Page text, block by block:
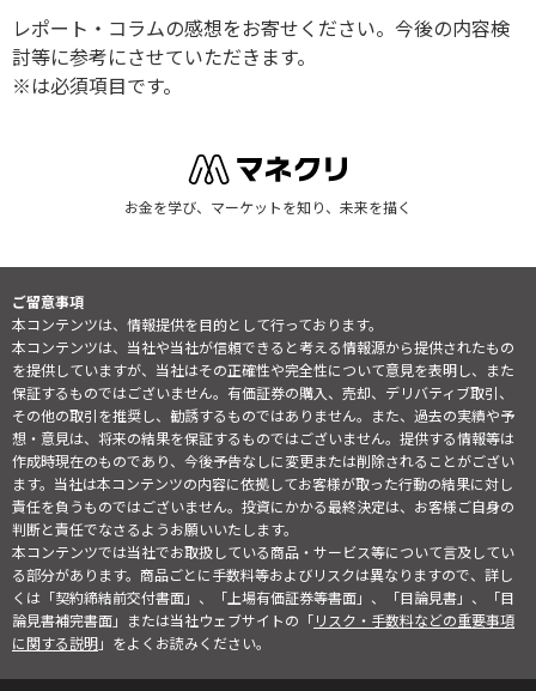
レポート・コラムの感想をお寄せください。今後の内容検
討等に参考にさせていただきます。
※は必須項目です。
お金を学び、マーケットを知り、未来を描く
ご留意事項
本コンテンツは、情報提供を目的として行っております。
本コンテンツは、当社や当社が信頼できると考える情報源から提供されたもの
を提供していますが、当社はその正確性や完全性について意見を表明し、また
保証するものではございません。有価証券の購入、売却、デリバティブ取引、
その他の取引を推奨し、勧誘するものではありません。また、過去の実績や予
想・意見は、将来の結果を保証するものではございません。提供する情報等は
作成時現在のものであり、今後予告なしに変更または削除されることがござい
ます。当社は本コンテンツの内容に依拠してお客様が取った行動の結果に対し
責任を負うものではございません。投資にかかる最終決定は、お客様ご自身の
判断と責任でなさるようお願いいたします。
本コンテンツでは当社でお取扱している商品・サービス等について言及してい
る部分があります。商品ごとに手数料等およびリスクは異なりますので、詳し
くは「契約締結前交付書面」、「上場有価証券等書面」、「目論見書」、「目
論見書補完書面」または当社ウェブサイトの「リスク・手数料などの重要事項
に関する説明」をよくお読みください。